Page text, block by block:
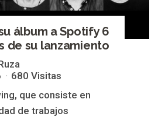
álbum a Spotify 6
de su lanzamiento
680 Visitas
que consiste en
de trabajos